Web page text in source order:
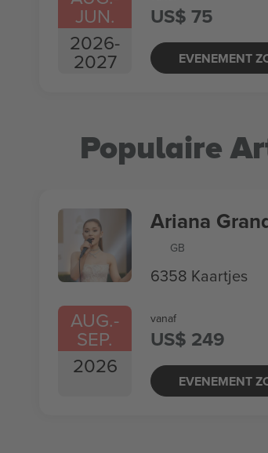
JUN.
2026-
2027
US$ 75
EVENEMENT
Populaire
AUG.-
SEP.
2026
Ariana
GB
6358 Kaartjes
vanaf
US$ 249
EVENEMENT